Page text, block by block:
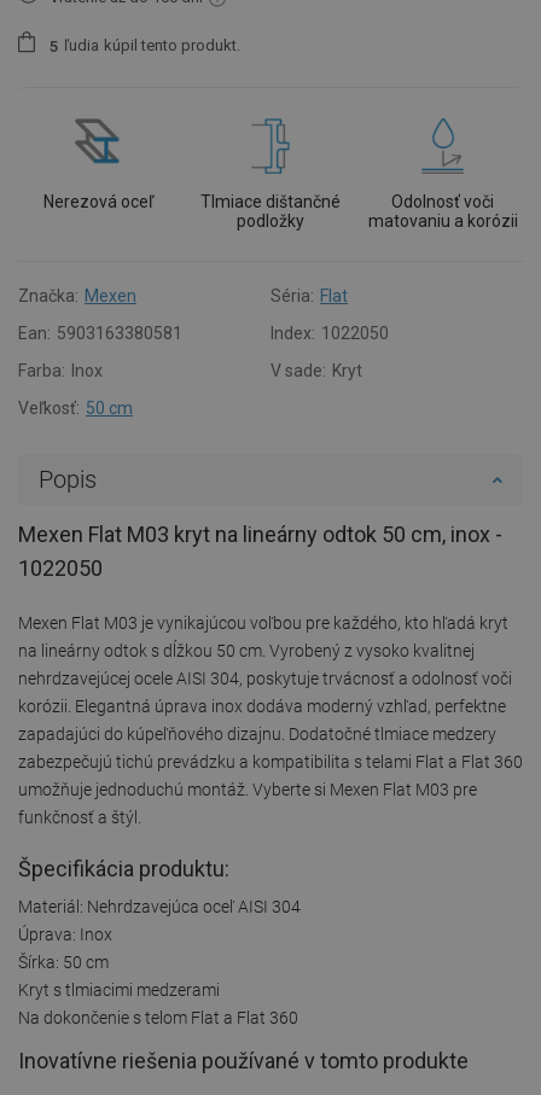
5 ľudia kúpil tento produkt.
Nerezová oceľ
Tlmiace dištančné
podložky
Odolnosť voči
matovaniu a korózii
Značka: Mexen Séria: Flat
Ean: 5903163380581 Index: 1022050
Farba:
Inox V sade: Kryt
Veľkosť: 50 cm
Popis
Mexen Flat M03 kryt na lineárny odtok 50 cm, inox -
1022050
Mexen Flat M03 je vynikajúcou voľbou pre každého, kto hľadá kryt
na lineárny odtok s dĺžkou 50 cm. Vyrobený z vysoko kvalitnej
nehrdzavejúcej ocele AISI 304, poskytuje trvácnosť a odolnosť voči
korózii. Elegantná úprava inox dodáva moderný vzhľad, perfektne
zapadajúci do kúpeľňového dizajnu. Dodatočné tlmiace medzery
zabezpečujú tichú prevádzku a kompatibilita s telami Flat a Flat 360
umožňuje jednoduchú montáž. Vyberte si Mexen Flat M03 pre
funkčnosť a štýl.
Špecifikácia produktu:
Materiál: Nehrdzavejúca oceľ AISI 304
Úprava: Inox
Šírka: 50 cm
Kryt s tlmiacimi medzerami
Na dokončenie s telom Flat a Flat 360
Inovatívne riešenia používané v tomto produkte